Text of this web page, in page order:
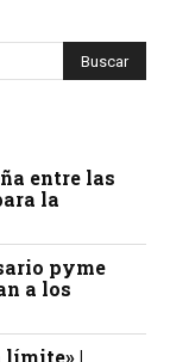
entre las
la
pyme
a los
límite» |